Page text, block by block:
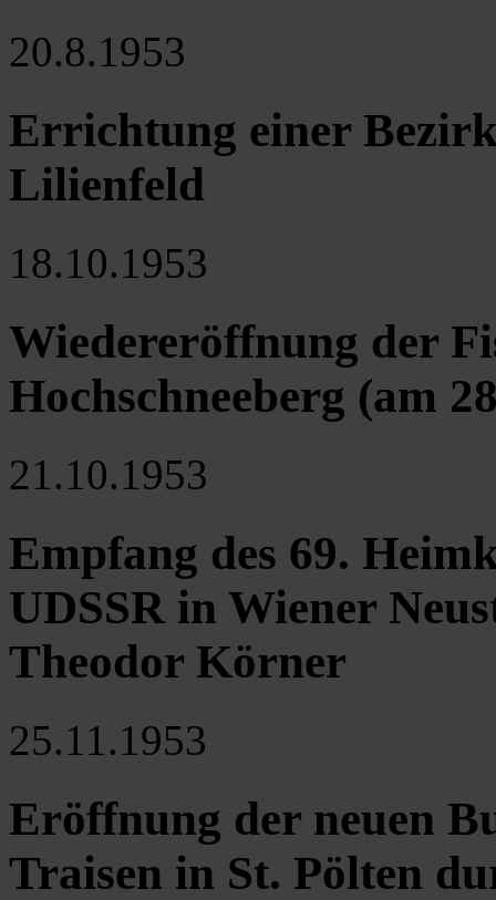
20.8.1953
Errichtung einer
Lilienfeld
18.10.1953
Wiedereröffnung der
Hochschneeberg (am
21.10.1953
Empfang des 69.
UDSSR in Wiener
Theodor Körner
25.11.1953
Eröffnung der neuen
Traisen in St. Pölten